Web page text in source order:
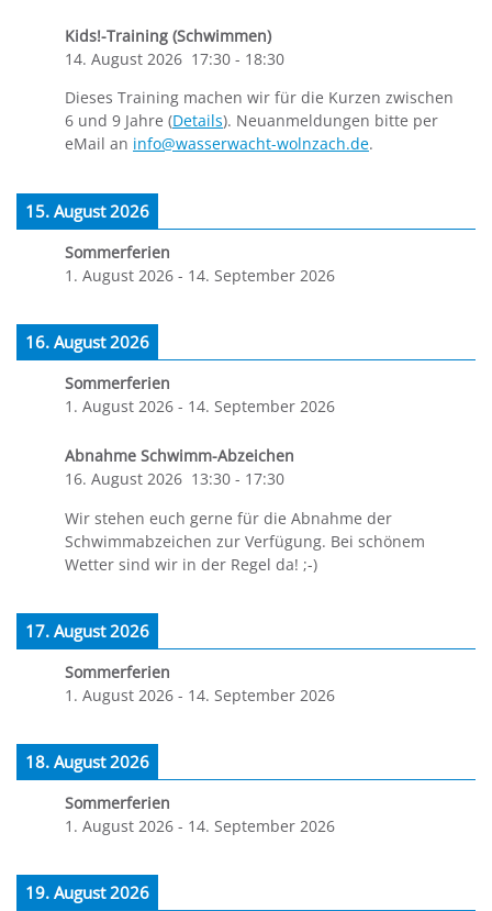
Kids!-Training (Schwimmen)
14. August 2026 17:30 - 18:30
Dieses Training machen wir für die Kurzen zwischen
6 und 9 Jahre (Details). Neuanmeldungen bitte per
eMail an info@wasserwacht-wolnzach.de.
15. August 2026
Sommerferien
1. August 2026 - 14. September 2026
16. August 2026
Sommerferien
1. August 2026 - 14. September 2026
Abnahme Schwimm-Abzeichen
16. August 2026 13:30 - 17:30
Wir stehen euch gerne für die Abnahme der
Schwimmabzeichen zur Verfügung. Bei schönem
Wetter sind wir in der Regel da! ;-)
17. August 2026
Sommerferien
1. August 2026 - 14. September 2026
18. August 2026
Sommerferien
1. August 2026 - 14. September 2026
19. August 2026